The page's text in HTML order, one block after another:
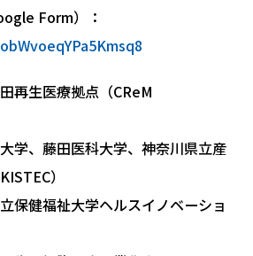
Form）：
生医療拠点（CReM
、藤田医科大学、神奈川県立産
）
健福祉大学ヘルスイノベーショ